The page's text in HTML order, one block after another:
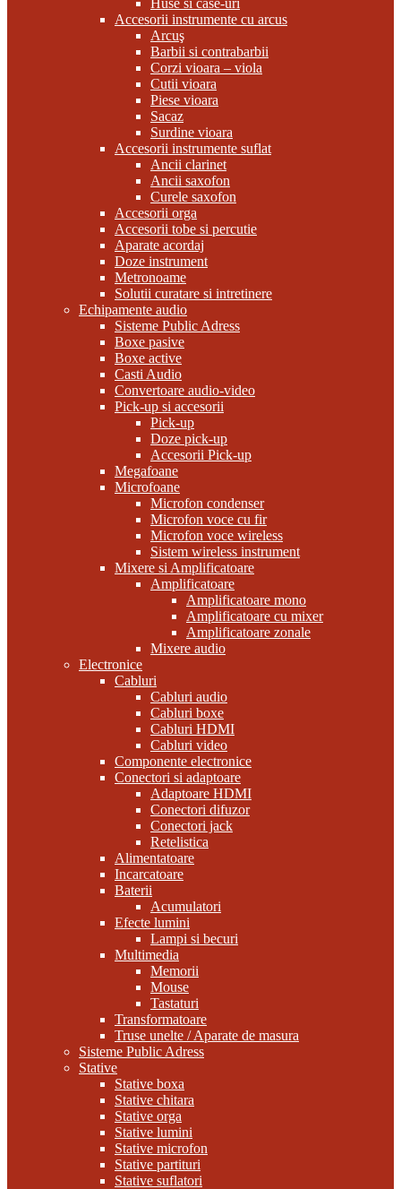
Huse si case-uri
Accesorii instrumente cu arcus
Arcuş
Barbii si contrabarbii
Corzi vioara – viola
Cutii vioara
Piese vioara
Sacaz
Surdine vioara
Accesorii instrumente suflat
Ancii clarinet
Ancii saxofon
Curele saxofon
Accesorii orga
Accesorii tobe si percutie
Aparate acordaj
Doze instrument
Metronoame
Solutii curatare si intretinere
Echipamente audio
Sisteme Public Adress
Boxe pasive
Boxe active
Casti Audio
Convertoare audio-video
Pick-up si accesorii
Pick-up
Doze pick-up
Accesorii Pick-up
Megafoane
Microfoane
Microfon condenser
Microfon voce cu fir
Microfon voce wireless
Sistem wireless instrument
Mixere si Amplificatoare
Amplificatoare
Amplificatoare mono
Amplificatoare cu mixer
Amplificatoare zonale
Mixere audio
Electronice
Cabluri
Cabluri audio
Cabluri boxe
Cabluri HDMI
Cabluri video
Componente electronice
Conectori si adaptoare
Adaptoare HDMI
Conectori difuzor
Conectori jack
Retelistica
Alimentatoare
Incarcatoare
Baterii
Acumulatori
Efecte lumini
Lampi si becuri
Multimedia
Memorii
Mouse
Tastaturi
Transformatoare
Truse unelte / Aparate de masura
Sisteme Public Adress
Stative
Stative boxa
Stative chitara
Stative orga
Stative lumini
Stative microfon
Stative partituri
Stative suflatori